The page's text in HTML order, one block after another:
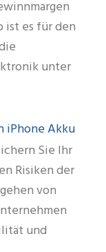
ist es für den
unter
iPhone Akku
Sie Ihr
Risiken der
von
und